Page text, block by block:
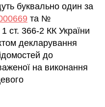
буквально один за
та №
ст. 366-2 КК України
декларування
до
на виконання